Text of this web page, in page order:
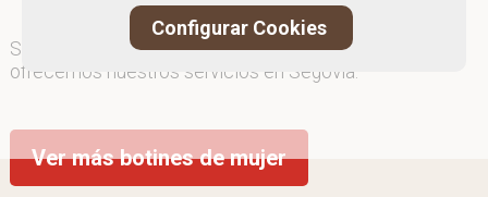
Somos especialistas en Botines de mujer
ofrecemos nuestros servicios en Segovia.
Ver más botines de mujer
Configurar Cookies